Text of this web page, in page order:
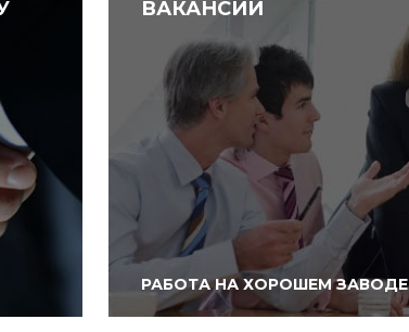
ВАКАНСИИ
РАБОТА НА ХОРОШЕМ ЗАВОДЕ